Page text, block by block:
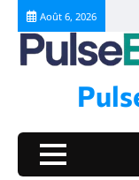
Skip
content
Août 6, 2026